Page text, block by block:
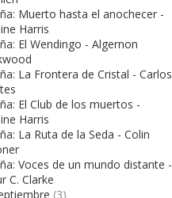
Muerto hasta el anochecer -
Harris
El Wendingo - Algernon
La Frontera de Cristal - Carlos
El Club de los muertos -
Harris
La Ruta de la Seda - Colin
Voces de un mundo distante -
C. Clarke
(3)